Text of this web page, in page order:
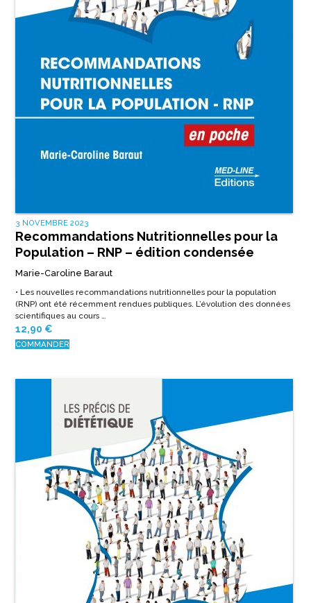
3 NOVEMBRE 2023
Recommandations Nutritionnelles pour la
Population – RNP – édition condensée
Marie-Caroline Baraut
• Les nouvelles recommandations nutritionnelles pour la population
(RNP) ont été récemment rendues publiques. L’évolution des données
scientifiques au cours …
12,90 €
COMMANDER